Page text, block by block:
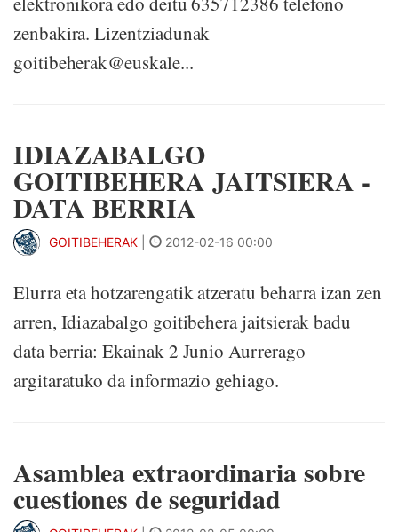
zenbakira. Lizentziadunak
goitibeherak@euskale...
IDIAZABALGO
GOITIBEHERA JAITSIERA -
DATA BERRIA
GOITIBEHERAK 2012-02-16 00:00
Elurra eta hotzarengatik atzeratu beharra izan zen
arren, Idiazabalgo goitibehera jaitsierak badu
data berria: Ekainak 2 Junio Aurrerago
argitaratuko da informazio gehiago.
Asamblea extraordinaria sobre
cuestiones de seguridad